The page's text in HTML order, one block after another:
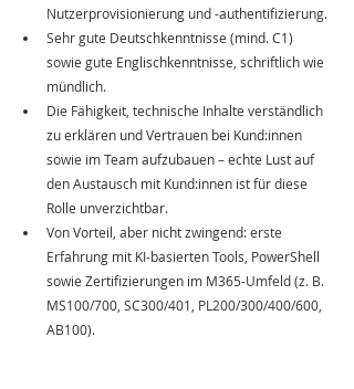
Nutzerprovisionierung und -authentifizierung.
Sehr gute Deutschkenntnisse (mind. C1)
sowie gute Englischkenntnisse, schriftlich wie
mündlich.
Die Fähigkeit, technische Inhalte verständlich
zu erklären und Vertrauen bei Kund:innen
sowie im Team aufzubauen – echte Lust auf
den Austausch mit Kund:innen ist für diese
Rolle unverzichtbar.
Von Vorteil, aber nicht zwingend: erste
Erfahrung mit KI-basierten Tools, PowerShell
sowie Zertifizierungen im M365-Umfeld (z. B.
MS100/700, SC300/401, PL200/300/400/600,
AB100).